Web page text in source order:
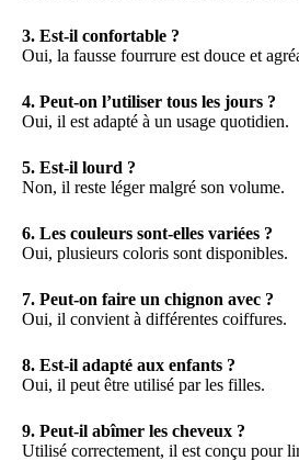
3. Est-il confortable ?
Oui, la fausse fourrure est douce et
4. Peut-on l’utiliser tous les jours ?
Oui, il est adapté à un usage quotidien.
5. Est-il lourd ?
Non, il reste léger malgré son volume.
6. Les couleurs sont-elles variées ?
Oui, plusieurs coloris sont disponibles.
7. Peut-on faire un chignon avec ?
Oui, il convient à différentes coiffures.
8. Est-il adapté aux enfants ?
Oui, il peut être utilisé par les filles.
9. Peut-il abîmer les cheveux ?
Utilisé correctement, il est conçu pour